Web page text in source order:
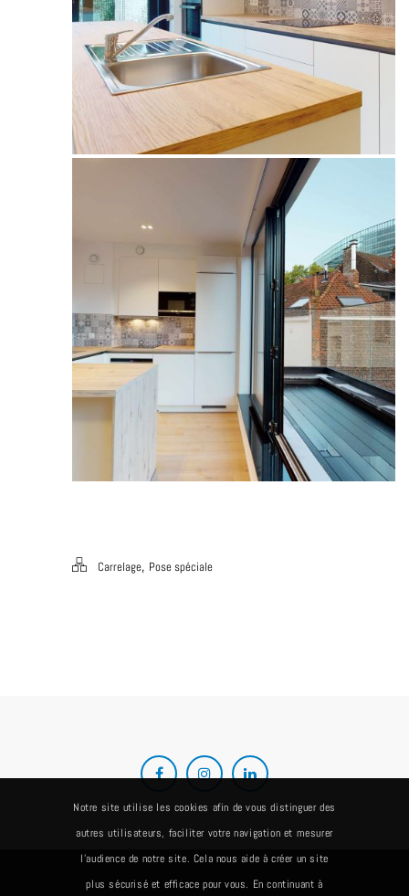
Carrelage, Pose spéciale
Notre site utilise les cookies afin de vous distinguer des
autres utilisateurs, faciliter votre navigation et mesurer
l’audience de notre site. Cela nous aide à créer un site
plus sécurisé et efficace pour vous. En continuant à